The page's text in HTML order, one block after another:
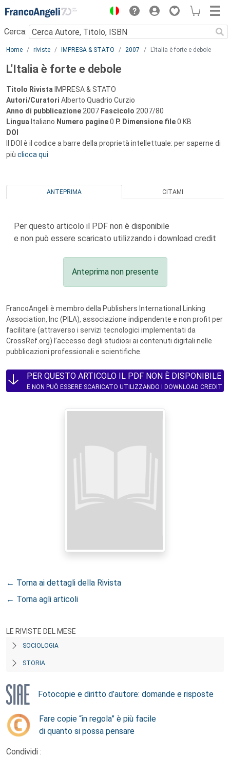
Menu
Cerca:
Main content
Home riviste IMPRESA & STATO 2007 L'Italia è forte e debole
L'Italia è forte e debole
Titolo Rivista IMPRESA & STATO
Autori/Curatori Alberto Quadrio Curzio
Anno di pubblicazione 2007 Fascicolo 2007/80
Lingua Italiano Numero pagine0 P. Dimensione file0 KB
DOI
Il DOI è il codice a barre della proprietà intellettuale: per saperne di
più clicca qui
ANTEPRIMA CITAMI
Per questo articolo il PDF non è disponibile
e non può essere scaricato utilizzando i download credit
Anteprima non presente
FrancoAngeli è membro della Publishers International Linking
Association, Inc (PILA), associazione indipendente e non profit per
facilitare (attraverso i servizi tecnologici implementati da
CrossRef.org) l’accesso degli studiosi ai contenuti digitali nelle
pubblicazioni professionali e scientifiche.
PER QUESTO ARTICOLO IL PDF NON È DISPONIBILE
E NON PUÒ ESSERE SCARICATO UTILIZZANDO I DOWNLOAD CREDIT
← Torna ai dettagli della Rivista
← Torna agli articoli
LE RIVISTE DEL MESE
SOCIOLOGIA
STORIA
Fotocopie e diritto d’autore: domande e risposte
Fare copie “in regola” è più facile
di quanto si possa pensare
Condividi :